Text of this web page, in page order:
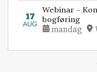
17
AUG
Webinar –
bogføring
mandag